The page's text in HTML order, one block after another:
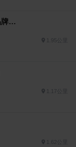
涮樂和牛鍋物 食べ放題 第一品牌 新竹經國店
1.95公里